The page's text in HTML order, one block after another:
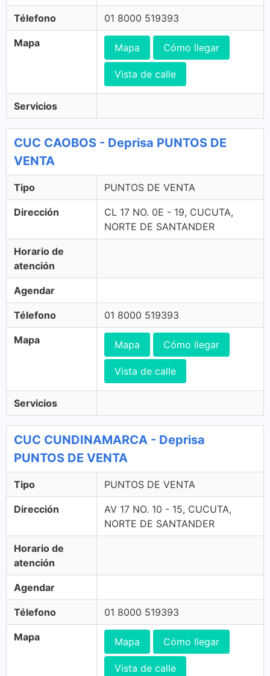
Télefono 01 8000 519393
Mapa Mapa Cómo llegar
Vista de calle
Servicios
CUC CAOBOS - Deprisa PUNTOS DE
VENTA
Tipo PUNTOS DE VENTA
Dirección
CL 17 NO. 0E - 19, CUCUTA,
NORTE DE SANTANDER
Horario de
atención
Agendar
Télefono 01 8000 519393
Mapa Mapa Cómo llegar
Vista de calle
Servicios
CUC CUNDINAMARCA - Deprisa
PUNTOS DE VENTA
Tipo PUNTOS DE VENTA
Dirección
AV 17 NO. 10 - 15, CUCUTA,
NORTE DE SANTANDER
Horario de
atención
Agendar
Télefono 01 8000 519393
Mapa Mapa Cómo llegar
Vista de calle